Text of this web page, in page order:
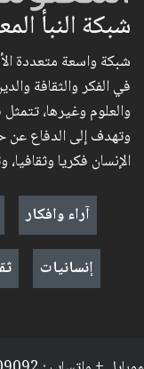
شبكة النبأ
شبكة واسعة متعددة
في الفكر والثقافة
والعلوم وغيرها،
وتهدف إلى الدفاع عن
الإنسان فكريا وثقافيا،
آراء وافكار
إنسانيات